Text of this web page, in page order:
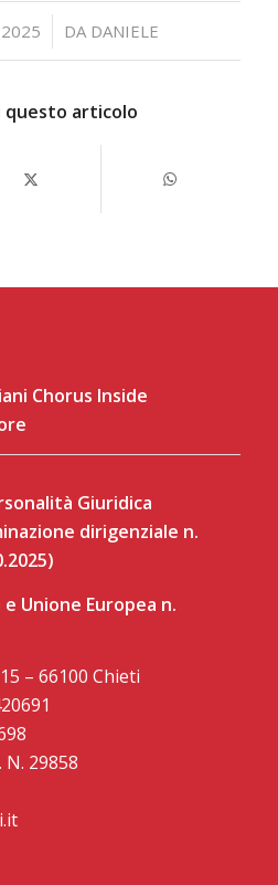
DA DANIELE
questo articolo
Chorus Inside
Giuridica
dirigenziale n.
Unione Europea n.
– 66100 Chieti
29858